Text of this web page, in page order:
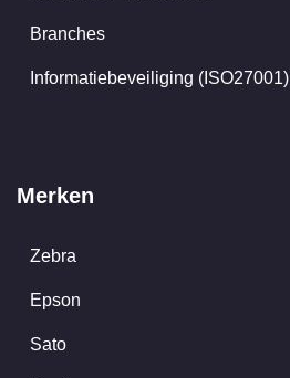
Branches
Informatiebeveiliging (ISO27001)
Merken
Zebra
Epson
Sato